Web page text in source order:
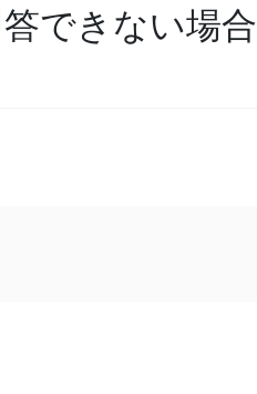
できない場